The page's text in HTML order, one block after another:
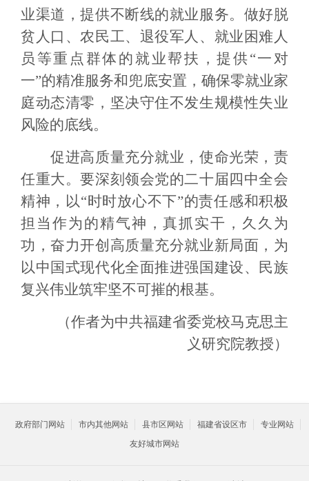
业渠道，提供不断线的就业服务。做好脱
贫人口、农民工、退役军人、就业困难人
员等重点群体的就业帮扶，提供“一对
一”的精准服务和兜底安置，确保零就业家
庭动态清零，坚决守住不发生规模性失业
风险的底线。
促进高质量充分就业，使命光荣，责
任重大。要深刻领会党的二十届四中全会
精神，以“时时放心不下”的责任感和积极
担当作为的精气神，真抓实干，久久为
功，奋力开创高质量充分就业新局面，为
以中国式现代化全面推进强国建设、民族
复兴伟业筑牢坚不可摧的根基。
（作者为中共福建省委党校马克思主
义研究院教授）
政府部门网站 市内其他网站 县市区网站 福建省设区市
专业网站
友好城市网站